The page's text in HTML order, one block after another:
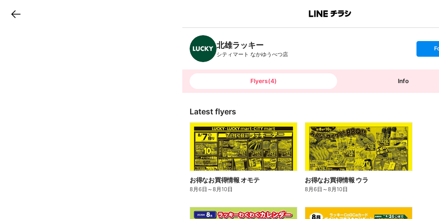
B
n
c
h
T
北雄ラッキー
シティマート なかゆうべつ店
s
t
o
Flyers(4) Info
Latest flyers
お得なお買得情報 オモテ
8月6日 ～8月10日
お得なお買得情報 ウラ
8月6日 ～8月10日